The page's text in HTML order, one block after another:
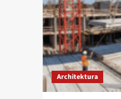
Architektura